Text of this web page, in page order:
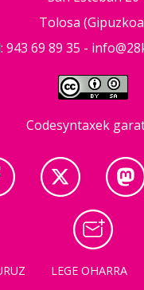
Tolosa
943 69 89 35 -
Codesyntaxek
LEGE OHARRA